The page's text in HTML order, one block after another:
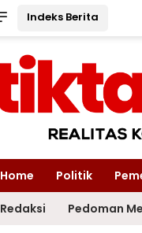
Indeks Berita
Home Politik
Redaksi Pedoman